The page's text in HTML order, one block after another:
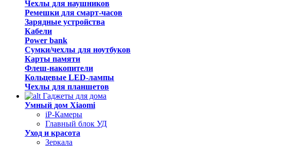
Чехлы для наушников
Ремешки для смарт-часов
Зарядные устройства
Кабели
Power bank
Сумки/чехлы для ноутбуков
Карты памяти
Флеш-накопители
Кольцевые LED-лампы
Чехлы для планшетов
Гаджеты для дома
Умный дом Xiaomi
iP-Камеры
Главный блок УД
Уход и красота
Зеркала